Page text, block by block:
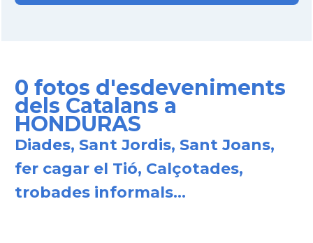
0 fotos d'esdeveniments
dels Catalans a
HONDURAS
Diades, Sant Jordis, Sant Joans,
fer cagar el Tió, Calçotades,
trobades informals...